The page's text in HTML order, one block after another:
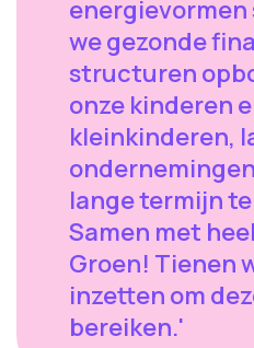
we gezonde
structuren
onze kinderen
kleinkinderen,
lange termijn
Samen met
Groen! Tienen
inzetten om
bereiken.'